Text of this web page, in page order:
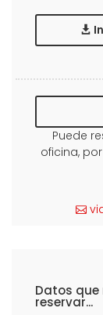
Puede
oficina,
Datos
reservar...